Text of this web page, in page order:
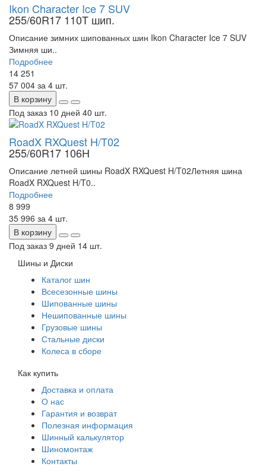
Ikon Character Ice 7 SUV
255/60R17 110T шип.
Описание зимних шипованных шин Ikon Character Ice 7 SUV
Зимняя ши..
Подробнее
14 251
57 004 за 4 шт.
В корзину
Под заказ 10 дней 40 шт.
RoadX RXQuest H/T02
255/60R17 106H
Описание летней шины RoadX RXQuest H/T02Летняя шина
RoadX RXQuest H/T0..
Подробнее
8 999
35 996 за 4 шт.
В корзину
Под заказ 9 дней 14 шт.
Шины и Диски
Каталог шин
Всесезонные шины
Шипованные шины
Нешипованные шины
Грузовые шины
Стальные диски
Колеса в сборе
Как купить
Доставка и оплата
О нас
Гарантия и возврат
Полезная информация
Шинный калькулятор
Шиномонтаж
Контакты